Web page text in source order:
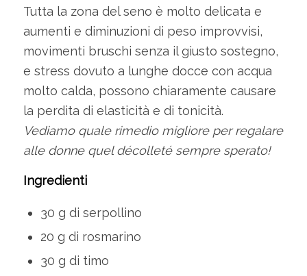
Tutta la zona del seno è molto delicata e
aumenti e diminuzioni di peso improvvisi,
movimenti bruschi senza il giusto sostegno,
e stress dovuto a lunghe docce con acqua
molto calda, possono chiaramente causare
la perdita di elasticità e di tonicità.
Vediamo quale rimedio migliore per regalare
alle donne quel décolleté sempre sperato!
Ingredienti
30 g di serpollino
20 g di rosmarino
30 g di timo